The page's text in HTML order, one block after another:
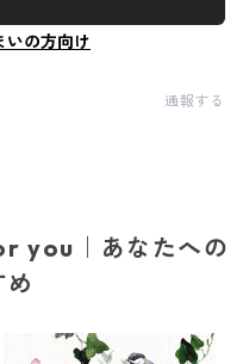
いの方向け
通報する
you｜あなたへの
め